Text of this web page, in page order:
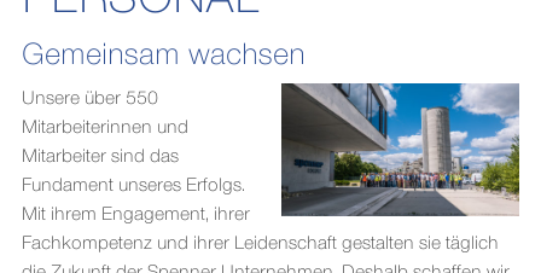
Gemeinsam wachsen
Unsere über 550
Mitarbeiterinnen und
Mitarbeiter sind das
Fundament unseres Erfolgs.
Mit ihrem Engagement, ihrer
Fachkompetenz und ihrer Leidenschaft gestalten sie täglich